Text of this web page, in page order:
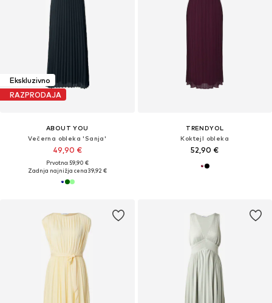
Ekskluzivno
RAZPRODAJA
ABOUT YOU
Večerna obleka 'Sanja'
49,90 €
Prvotno: 59,90 €
Zadnja najnižja cena39,92 €
TRENDYOL
Koktejl obleka
52,90 €